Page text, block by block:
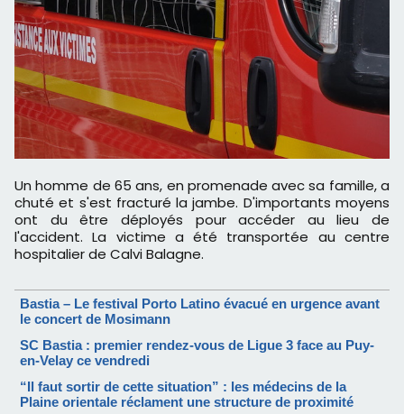
Un homme de 65 ans, en promenade avec sa famille, a
chuté et s'est fracturé la jambe. D'importants moyens
ont du être déployés pour accéder au lieu de
l'accident. La victime a été transportée au centre
hospitalier de Calvi Balagne.
Bastia – Le festival Porto Latino évacué en urgence avant
le concert de Mosimann
SC Bastia : premier rendez-vous de Ligue 3 face au Puy-
en-Velay ce vendredi
“Il faut sortir de cette situation” : les médecins de la
Plaine orientale réclament une structure de proximité